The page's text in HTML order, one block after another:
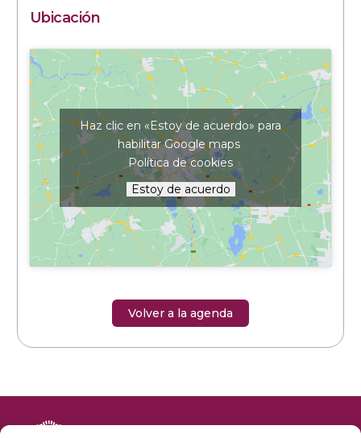
Ubicación
Haz clic en «Estoy de acuerdo» para
habilitar Google maps
Política de cookies
Estoy de acuerdo
Volver a la agenda